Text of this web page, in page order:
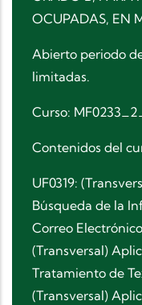
OCUPADAS, EN
Abierto periodo
limitadas.
Curso:
Contenidos del
UF0319:
Búsqueda de la
Correo
(Transversal)
Tratamiento de
(Transversal)